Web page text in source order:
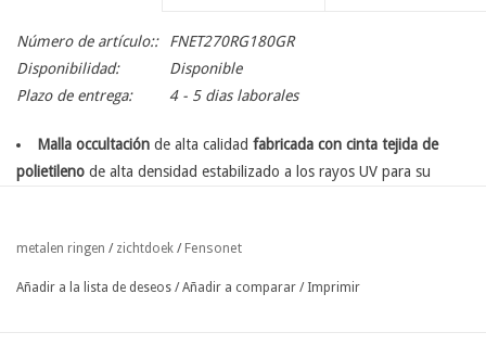
Número de artículo::
FNET270RG180GR
Disponibilidad:
Disponible
Plazo de entrega:
4 - 5 dias laborales
Malla occultación de alta calidad fabricada con cinta tejida de
polietileno de alta densidad estabilizado a los rayos UV para su
limitado que facilita el estiramiento en todas las direcciones.
Con doble dobladillo y p
rovista de anillos metálicos Ø 12 mm
metalen ringen / zichtdoek / Fensonet
Añadir a la lista de deseos /Añadir a comparar / Imprimir